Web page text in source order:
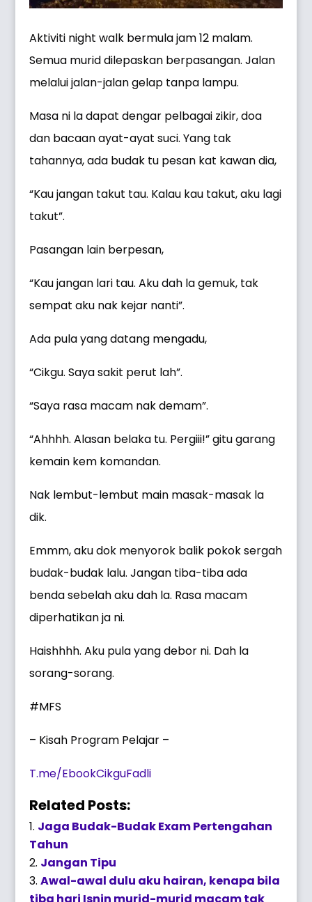
Aktiviti night walk bermula jam 12 malam.
Semua murid dilepaskan berpasangan. Jalan
melalui jalan-jalan gelap tanpa lampu.
Masa ni la dapat dengar pelbagai zikir, doa
dan bacaan ayat-ayat suci. Yang tak
tahannya, ada budak tu pesan kat kawan dia,
“Kau jangan takut tau. Kalau kau takut, aku lagi
takut”.
Pasangan lain berpesan,
“Kau jangan lari tau. Aku dah la gemuk, tak
sempat aku nak kejar nanti”.
Ada pula yang datang mengadu,
“Cikgu. Saya sakit perut lah”.
“Saya rasa macam nak demam”.
“Ahhhh. Alasan belaka tu. Pergiii!” gitu garang
kemain kem komandan.
Nak lembut-lembut main masak-masak la
dik.
Emmm, aku dok menyorok balik pokok sergah
budak-budak lalu. Jangan tiba-tiba ada
benda sebelah aku dah la. Rasa macam
diperhatikan ja ni.
Haishhhh. Aku pula yang debor ni. Dah la
sorang-sorang.
#MFS
– Kisah Program Pelajar –
T.me/EbookCikguFadli
Related Posts:
Jaga Budak-Budak Exam Pertengahan
Tahun
Jangan Tipu
Awal-awal dulu aku hairan, kenapa bila
tiba hari Isnin murid-murid macam tak